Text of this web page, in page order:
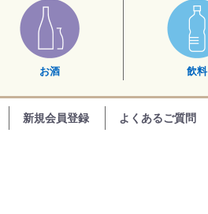
お酒 飲料
新規会員登録 よくあるご質問